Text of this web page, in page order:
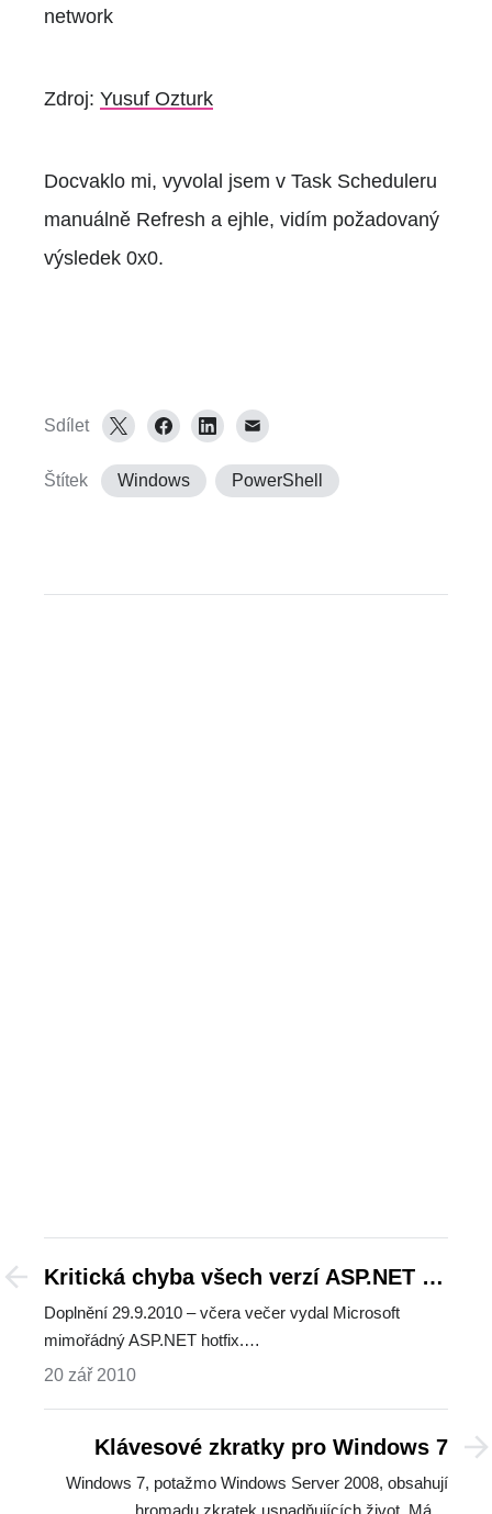
network
Zdroj: Yusuf Ozturk
Docvaklo mi, vyvolal jsem v Task Scheduleru
manuálně Refresh a ejhle, vidím požadovaný
výsledek 0x0.
Sdílet
Štítek Windows PowerShell
Kritická chyba všech verzí ASP.NET na
všech platformách
Doplnění 29.9.2010 – včera večer vydal Microsoft
mimořádný ASP.NET hotfix.…
20 zář 2010
Klávesové zkratky pro Windows 7
Windows 7, potažmo Windows Server 2008, obsahují
hromadu zkratek usnadňujících život. Má…